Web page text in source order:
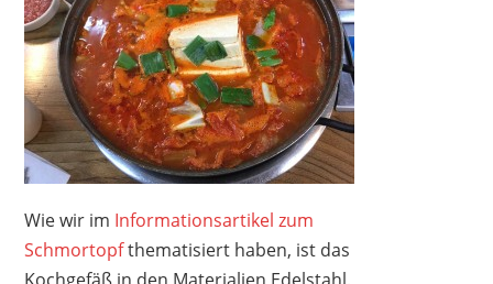
Wie wir im Informationsartikel zum
Schmortopfthematisiert haben, ist das